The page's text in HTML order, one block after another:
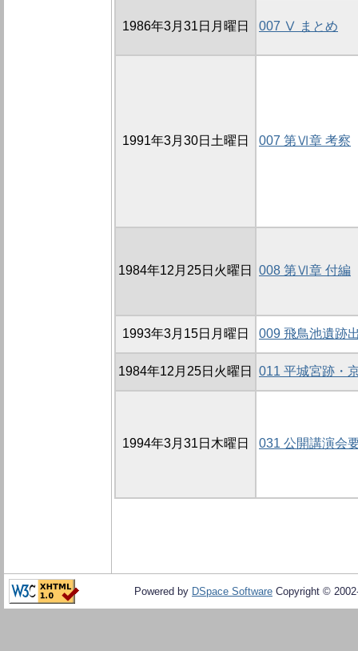
1986年3月31日月曜日 007 Ⅴ まとめ
1991年3月30日土曜日 007 第Ⅵ章 考察
1984年12月25日火曜日 008 第Ⅵ章 付編
1993年3月15日月曜日 009 飛鳥池遺跡
1984年12月25日火曜日 011 平城宮跡・
1994年3月31日木曜日 031 公開講演会
Powered by DSpace Software Copyright ©